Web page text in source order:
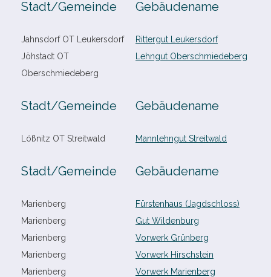
Stadt/​Gemeinde Gebäudename
Jahnsdorf OT Leukersdorf
Rittergut Leukersdorf
Jöhstadt OT
Oberschmiedeberg
Lehngut Oberschmiedeberg
Stadt/​Gemeinde Gebäudename
Lößnitz OT Streitwald Mannlehngut Streitwald
Stadt/​Gemeinde Gebäudename
Marienberg
Fürstenhaus (Jagdschloss)
Marienberg
Gut Wildenburg
Marienberg
Vorwerk Grünberg
Marienberg
Vorwerk Hirschstein
Marienberg
Vorwerk Marienberg